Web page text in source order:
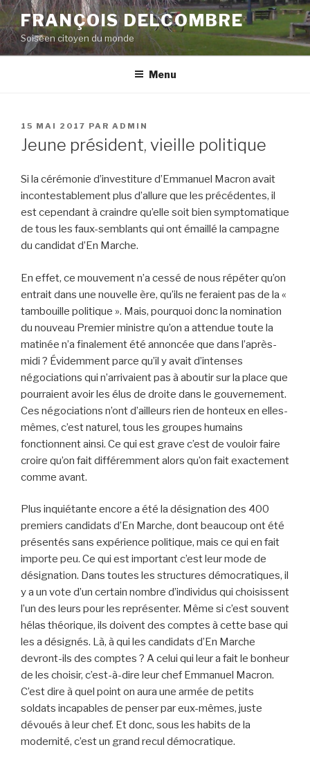
Aller
au
contenu
principal
FRANÇOIS DELCOMBRE
Soiséen citoyen du monde
Menu
PUBLIÉ
LE
15 MAI 2017 PAR ADMIN
Jeune président, vieille politique
Si la cérémonie d’investiture d’Emmanuel Macron avait
incontestablement plus d’allure que les précédentes, il
est cependant à craindre qu’elle soit bien symptomatique
de tous les faux-semblants qui ont émaillé la campagne
du candidat d’En Marche.
En effet, ce mouvement n’a cessé de nous répéter qu’on
entrait dans une nouvelle ère, qu’ils ne feraient pas de la «
tambouille politique ». Mais, pourquoi donc la nomination
du nouveau Premier ministre qu’on a attendue toute la
matinée n’a finalement été annoncée que dans l’après-
midi ? Évidemment parce qu’il y avait d’intenses
négociations qui n’arrivaient pas à aboutir sur la place que
pourraient avoir les élus de droite dans le gouvernement.
Ces négociations n’ont d’ailleurs rien de honteux en elles-
mêmes, c’est naturel, tous les groupes humains
fonctionnent ainsi. Ce qui est grave c’est de vouloir faire
croire qu’on fait différemment alors qu’on fait exactement
comme avant.
Plus inquiétante encore a été la désignation des 400
premiers candidats d’En Marche, dont beaucoup ont été
présentés sans expérience politique, mais ce qui en fait
importe peu. Ce qui est important c’est leur mode de
désignation. Dans toutes les structures démocratiques, il
y a un vote d’un certain nombre d’individus qui choisissent
l’un des leurs pour les représenter. Même si c’est souvent
hélas théorique, ils doivent des comptes à cette base qui
les a désignés. Là, à qui les candidats d’En Marche
devront-ils des comptes ? A celui qui leur a fait le bonheur
de les choisir, c’est-à-dire leur chef Emmanuel Macron.
C’est dire à quel point on aura une armée de petits
soldats incapables de penser par eux-mêmes, juste
dévoués à leur chef. Et donc, sous les habits de la
modernité, c’est un grand recul démocratique.